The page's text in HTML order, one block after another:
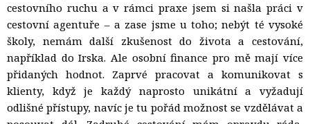
cestovního ruchu a v rámci praxe jsem si našla práci v
cestovní agentuře – a zase jsme u toho; nebýt té vysoké
školy, nemám další zkušenost do života a cestování,
například do Irska. Ale osobní finance pro mě mají více
přidaných hodnot. Zaprvé pracovat a komunikovat s
klienty, když je každý naprosto unikátní a vyžadují
odlišné přístupy, navíc je tu pořád možnost se vzdělávat a